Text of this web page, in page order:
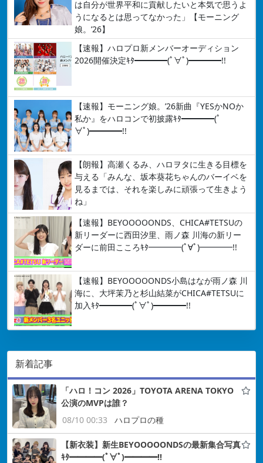
は自分が世界平和に貢献したいと本気で思うよ
うになるとは思ってなかった」【モーニング
娘。’26】
【速報】ハロプロ新メンバーオーディション
2026開催決定ｷﾀ━━━━(ﾟ∀ﾟ)━━━━!!
【速報】モーニング娘。’26新曲『YESかNOか
私か』をハロコンで初披露ｷﾀ━━━━(ﾟ
∀ﾟ)━━━━!!
【朗報】高瀬くるみ、ハロヲタに生きる目標を
与える「みんな、坂本葵花ちゃんのバーイベを
見るまでは、それを楽しみに頑張って生きよう
ね」
【速報】BEYOOOOONDS、CHICA#TETSUの
新リーダーに西田汐里、雨ノ森 川海の新リー
ダーに前田こころｷﾀ━━━━(ﾟ∀ﾟ)━━━━!!
【速報】BEYOOOOONDS小島はなが雨ノ森 川
海に、大坪茉乃と杉山結菜がCHICA#TETSUに
加入ｷﾀ━━━━(ﾟ∀ﾟ)━━━━!!
新着記事
「ハロ！コン 2026」TOYOTA ARENA TOKYO
公演のMVPは誰？
08/10 00:33
ハロプロの種
【新衣装】新生BEYOOOOONDSの最新集合写真
ｷﾀ━━━━(ﾟ∀ﾟ)━━━━!!